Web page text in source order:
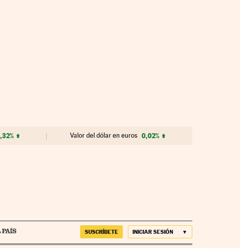
Valor del dólar en euros 0,02%
SUSCRÍBETE INICIAR SESIÓN